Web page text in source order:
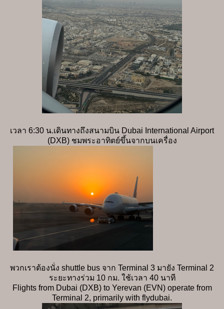
เวลา 6:30 น.เดินทางถึงสนามบิน Dubai International Airport
(DXB) ชมพระอาทิตย์ขึ้นจากบนเครื่อง
พวกเราต้องนั่ง shuttle bus จาก Terminal 3 มายัง Terminal 2
ระยะทางร่วม 10 กม. ใช้เวลา 40 นาที
Flights from Dubai (DXB) to Yerevan (EVN) operate from
Terminal 2, primarily with flydubai.